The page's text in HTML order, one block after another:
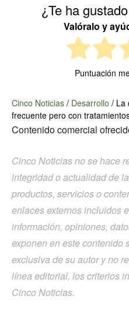
¿Te ha
Valóralo y
Puntuación
Cinco Noticias / Desarrollo / La
frecuente pero con
Contenido comercial
Cinco Noticias no se hace
integridad o actualidad de
productos, servicios o
enlaces externos incluidos
información, opiniones,
exponen en este contenido
exclusiva de su autor y no
línea editorial, los criterios
Cinco Noticias.